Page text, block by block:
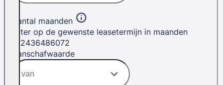
Aantal maanden
Filter op de gewenste leasetermijn in maanden
2436486072
Aanschafwaarde